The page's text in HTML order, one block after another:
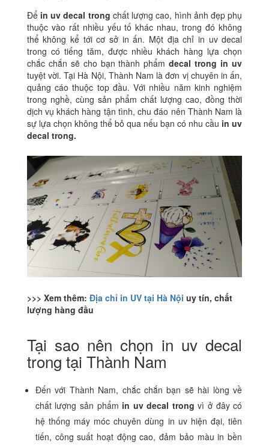
Để in uv decal trong chất lượng cao, hình ảnh đẹp phụ
thuộc vào rất nhiều yếu tố khác nhau, trong đó không
thể không kể tới cơ sở in ấn. Một địa chỉ in uv decal
trong có tiếng tăm, được nhiều khách hàng lựa chọn
chắc chắn sẽ cho bạn thành phẩmdecal trong in uv
tuyệt vời. Tại Hà Nội, Thành Nam là đơn vị chuyên in ấn,
quảng cáo thuộc top đầu. Với nhiều năm kinh nghiệm
trong nghề, cùng sản phẩm chất lượng cao, đồng thời
dịch vụ khách hàng tận tình, chu đáo nên Thành Nam là
sự lựa chọn không thể bỏ qua nếu bạn có nhu cầu in uv
decal trong.
>>> Xem thêm: Địa chỉ in UV tại Hà Nội uy tín, chất
lượng hàng đầu
Tại sao nên chọn in uv decal
trong tại Thành Nam
Đến với Thành Nam, chắc chắn bạn sẽ hài lòng về
chất lượng sản phẩm in uv decal trong vì ở đây có
hệ thống máy móc chuyên dùng in uv hiện đại, tiên
tiến, công suất hoạt động cao, đảm bảo màu in bền